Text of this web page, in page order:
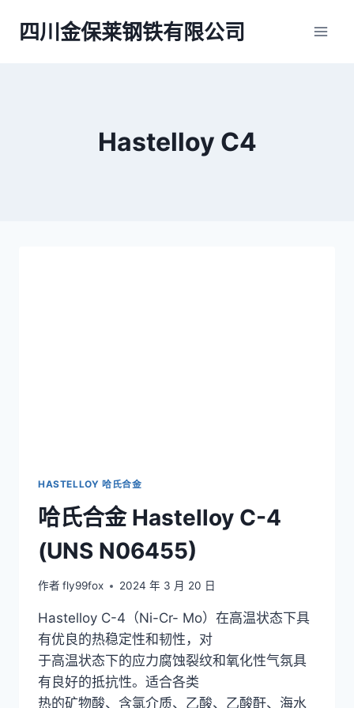
四川金保莱钢铁有限公司
Hastelloy C4
HASTELLOY 哈氏合金
哈氏合金 Hastelloy C-4
(UNS N06455)
作者 fly99fox 2024 年 3 月 20 日
Hastelloy C-4（Ni-Cr- Mo）在高温状态下具
有优良的热稳定性和韧性，对
于高温状态下的应力腐蚀裂纹和氧化性气氛具
有良好的抵抗性。适合各类
热的矿物酸、含氯介质、乙酸、乙酸酐、海水